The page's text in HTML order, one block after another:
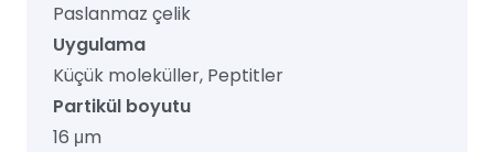
Paslanmaz çelik
Uygulama
Küçük moleküller, Peptitler
Partikül boyutu
16 μm